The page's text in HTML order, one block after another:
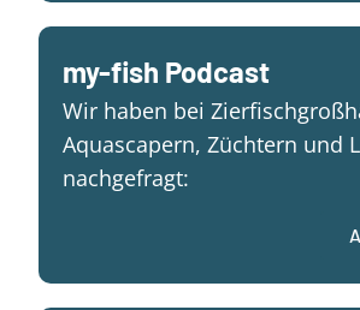
my-fish Podcast
Wir haben bei
Aquascapern, Züchtern und
nachgefragt: